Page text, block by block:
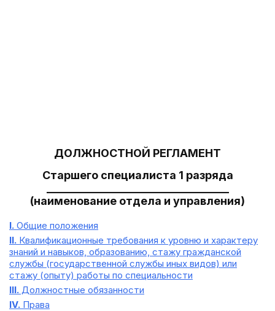
ДОЛЖНОСТНОЙ РЕГЛАМЕНТ
Старшего специалиста 1 разряда
(наименование отдела и управления)
I. Общие положения
II. Квалификационные требования к уровню и характеру
знаний и навыков, образованию, стажу гражданской
службы (государственной службы иных видов) или
стажу (опыту) работы по специальности
III. Должностные обязанности
IV. Права